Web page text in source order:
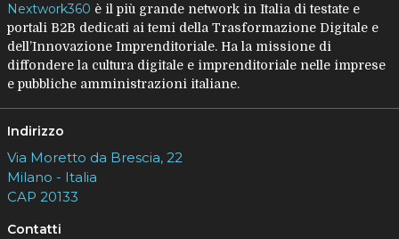
Nextwork360 è il più grande network in Italia di testate e
portali B2B dedicati ai temi della Trasformazione Digitale e
dell’Innovazione Imprenditoriale. Ha la missione di
diffondere la cultura digitale e imprenditoriale nelle imprese
e pubbliche amministrazioni italiane.
Indirizzo
Via Moretto da Brescia, 22
Milano - Italia
CAP 20133
Contatti